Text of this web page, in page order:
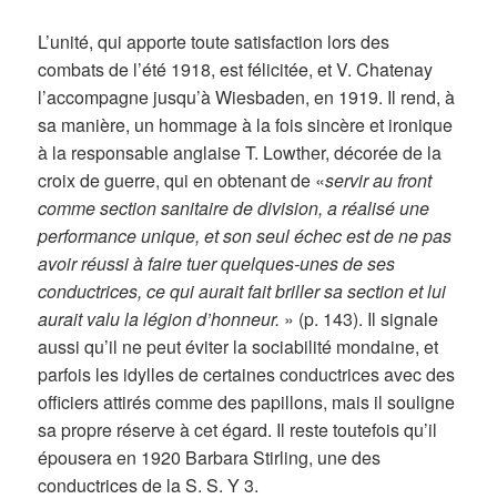
L’unité, qui apporte toute satisfaction lors des
combats de l’été 1918, est félicitée, et V. Chatenay
l’accompagne jusqu’à Wiesbaden, en 1919. Il rend, à
sa manière, un hommage à la fois sincère et ironique
à la responsable anglaise T. Lowther, décorée de la
croix de guerre, qui en obtenant de «servir au front
comme section sanitaire de division, a réalisé une
performance unique, et son seul échec est de ne pas
avoir réussi à faire tuer quelques-unes de ses
conductrices, ce qui aurait fait briller sa section et lui
aurait valu la légion d’honneur. » (p. 143). Il signale
aussi qu’il ne peut éviter la sociabilité mondaine, et
parfois les idylles de certaines conductrices avec des
officiers attirés comme des papillons, mais il souligne
sa propre réserve à cet égard. Il reste toutefois qu’il
épousera en 1920 Barbara Stirling, une des
conductrices de la S. S. Y 3.